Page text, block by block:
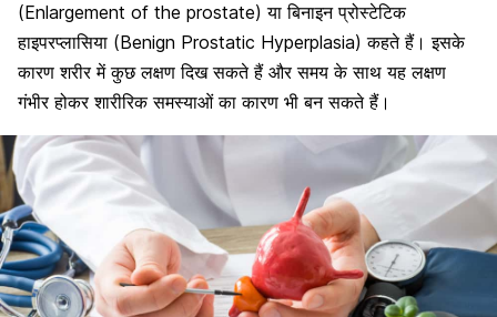
(Enlargement of the prostate) या बिनाइन प्रोस्टेटिक
हाइपरप्लासिया (Benign Prostatic Hyperplasia) कहते हैं। इसके
कारण शरीर में कुछ लक्षण दिख सकते हैं और समय के साथ यह लक्षण
गंभीर होकर शारीरिक समस्याओं का कारण भी बन सकते हैं।